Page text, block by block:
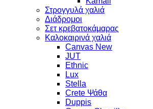
Στρογγυλά χαλιά
Διάδρομοι
Σετ κρεβατοκάμαρας
Καλοκαιρινά χαλιά
Canvas New
JUT
Ethnic
Lux
Stella
Crete Ψάθα
Duppis